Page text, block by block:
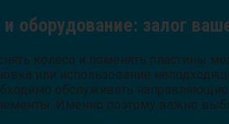
оборудование: залог
колесо и поменять пластины
или использование
обслуживать направляющие
Именно поэтому важно